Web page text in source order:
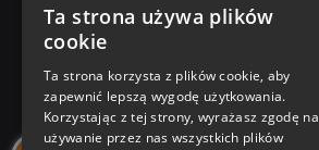
Zakupy u nas
Nasza oferta
Ta strona używa plików
cookie
Ta strona korzysta z plików cookie, aby
zapewnić lepszą wygodę użytkowania.
Korzystając z tej strony, wyrażasz zgodę na
używanie przez nas wszystkich plików